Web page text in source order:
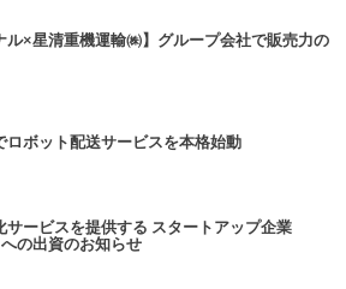
ル×星清重機運輸㈱】グループ会社で販売力の
ボット配送サービスを本格始動
ービスを提供する スタートアップ企業
の出資のお知らせ